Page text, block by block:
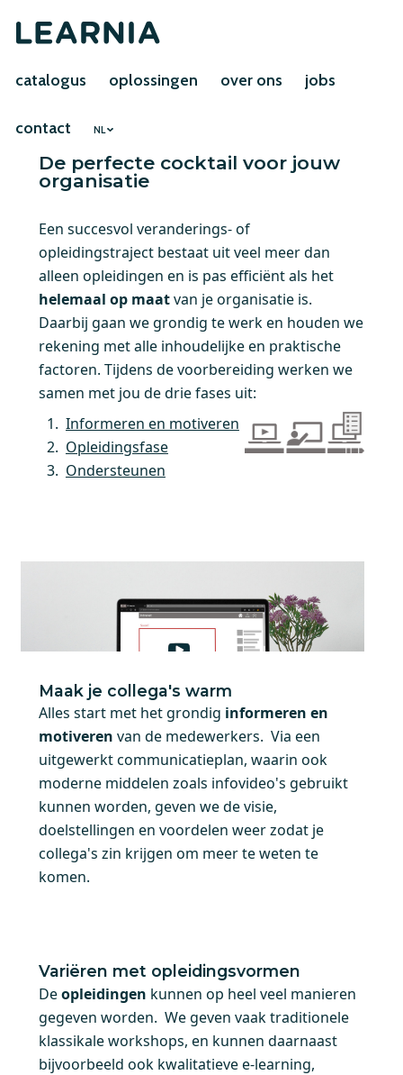
catalogus oplossingen over ons jobs
contact NL
De perfecte cocktail voor jouw
organisatie
Een succesvol veranderings- of
opleidingstraject bestaat uit veel meer dan
alleen opleidingen en is pas efficiënt als het
helemaal op maatvan je organisatie is.
Daarbij gaan we grondig te werk en houden we
rekening met alle inhoudelijke en praktische
factoren. Tijdens de voorbereiding werken we
samen met jou de drie fases uit:
Informeren en motiveren
Opleidingsfase
Ondersteunen
Maak je collega's warm
Alles start met het grondig informeren en
motiveren van de medewerkers. Via een
uitgewerkt communicatieplan, waarin ook
moderne middelen zoals infovideo's gebruikt
kunnen worden, geven we de visie,
doelstellingen en voordelen weer zodat je
collega's zin krijgen om meer te weten te
komen.
Variëren met opleidingsvormen
Deopleidingen kunnen op heel veel manieren
gegeven worden. We geven vaak traditionele
klassikale workshops, en kunnen daarnaast
bijvoorbeeld ook kwalitatieve e-learning,